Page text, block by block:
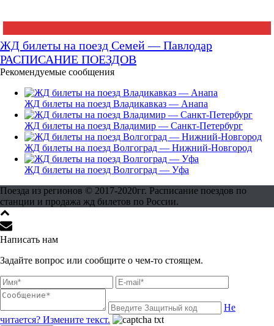
ЖД билеты на поезд Семей — Павлодар
РАСПИСАНИЕ ПОЕЗДОВ
Рекомендуемые сообщения
ЖД билеты на поезд Владикавказ — Анапа
ЖД билеты на поезд Владимир — Санкт-Петербург
ЖД билеты на поезд Волгоград — Нижний-Новгород
ЖД билеты на поезд Волгоград — Уфа
Поезда из регионов © 2017-2020гг. Расписание поездов по
станции и продажа жд билетов по России.
Написать нам
Задайте вопрос или сообщите о чем-то стоящем.
Не
читается? Измените текст.